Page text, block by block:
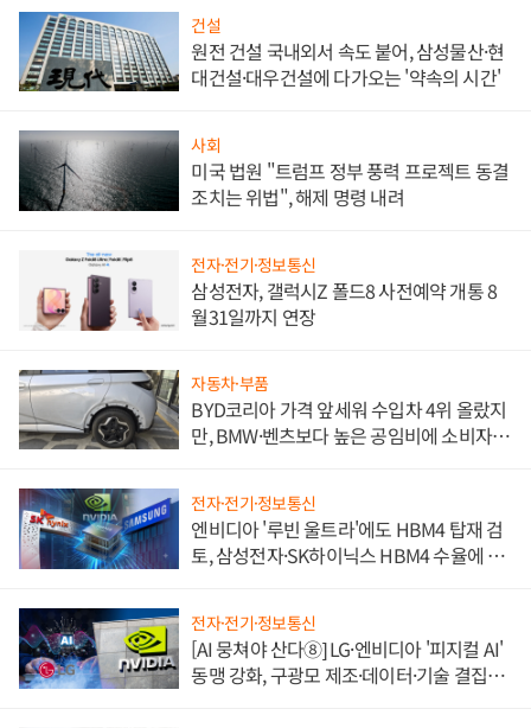
건설
원전 건설 국내외서 속도 붙어, 삼성물산·현
대건설·대우건설에 다가오는 '약속의 시간'
사회
미국 법원 "트럼프 정부 풍력 프로젝트 동결
조치는 위법", 해제 명령 내려
전자·전기·정보통신
삼성전자, 갤럭시Z 폴드8 사전예약 개통 8
월31일까지 연장
자동차·부품
BYD코리아 가격 앞세워 수입차 4위 올랐지
만, BMW·벤츠보다 높은 공임비에 소비자
전자·전기·정보통신
엔비디아 '루빈 울트라'에도 HBM4 탑재 검
토, 삼성전자·SK하이닉스 HBM4 수율에 주
전자·전기·정보통신
[AI 뭉쳐야 산다⑧] LG·엔비디아 '피지컬 AI'
동맹 강화, 구광모 제조·데이터·기술 결집